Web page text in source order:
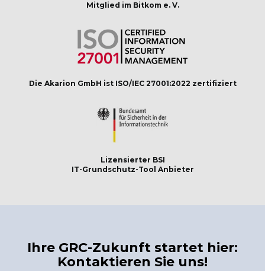
Mitglied im Bitkom e. V.
Die Akarion GmbH ist ISO/IEC 27001:2022 zertifiziert
Lizensierter BSI
IT-Grundschutz-Tool Anbieter
Ihre GRC-Zukunft startet hier:
Kontaktieren Sie uns!